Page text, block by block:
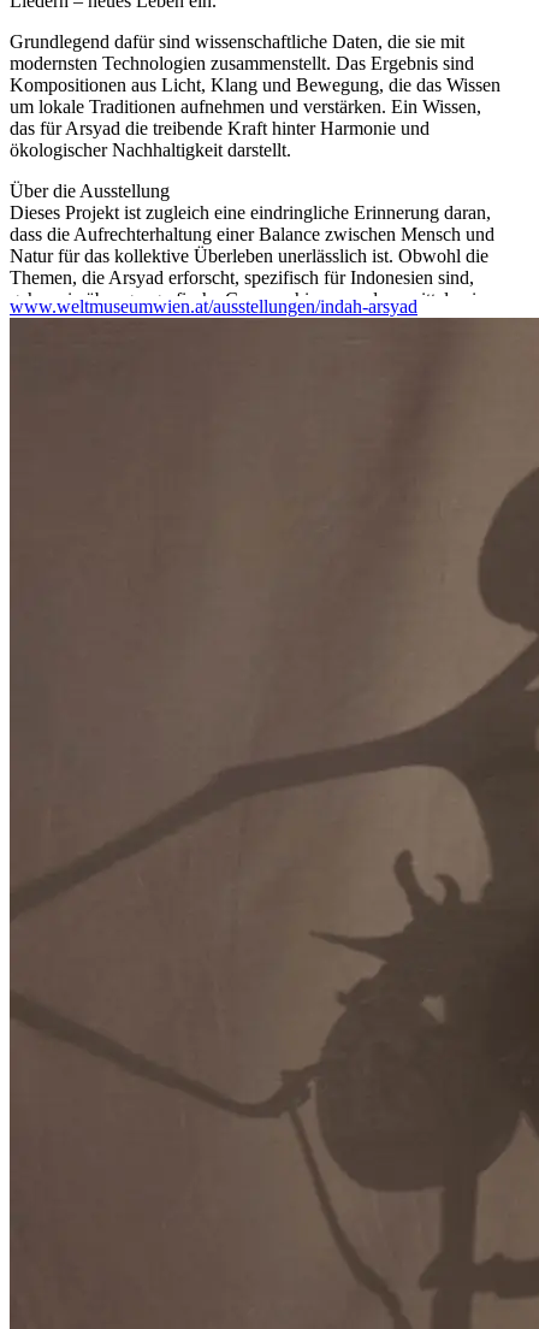
Grundlegend dafür sind wissenschaftliche Daten, die sie mit
modernsten Technologien zusammenstellt. Das Ergebnis sind
Kompositionen aus Licht, Klang und Bewegung, die das Wissen
um lokale Traditionen aufnehmen und verstärken. Ein Wissen,
das für Arsyad die treibende Kraft hinter Harmonie und
ökologischer Nachhaltigkeit darstellt.
Über die Ausstellung
Dieses Projekt ist zugleich eine eindringliche Erinnerung daran,
dass die Aufrechterhaltung einer Balance zwischen Mensch und
Natur für das kollektive Überleben unerlässlich ist. Obwohl die
Themen, die Arsyad erforscht, spezifisch für Indonesien sind,
gehen sie über geografische Grenzen hinaus und vermitteln eine
universelle Botschaft, die für die heutige Welt von großer
www.weltmuseumwien.at/ausstellungen/indah-arsyad